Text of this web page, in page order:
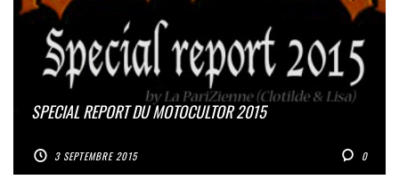
SPECIAL REPORT DU MOTOCULTOR 2015
3 SEPTEMBRE 2015 0